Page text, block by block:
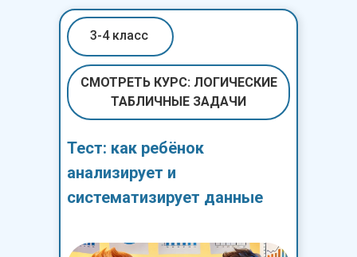
3-4 класс
СМОТРЕТЬ КУРС: ЛОГИЧЕСКИЕ
ТАБЛИЧНЫЕ ЗАДАЧИ
Тест: как ребёнок
анализирует и
систематизирует данные